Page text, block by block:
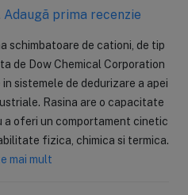
Adaugă prima recenzie
schimbatoare de cationi, de tip
de Dow Chemical Corporation
sistemele de dedurizare a apei
Rasina are o capacitate
a oferi un comportament cinetic
fizica, chimica si termica.
mai mult